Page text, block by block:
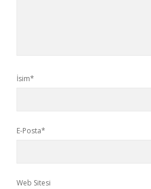
İsim*
E-Posta*
Web Sitesi